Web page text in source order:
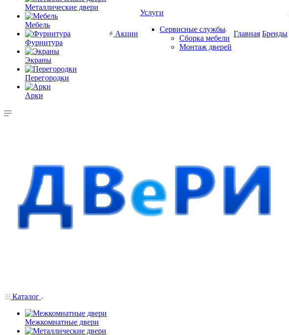
Металлические двери
Мебель
Фурнитура
Экраны
Перегородки
Арки
Акции
Услуги
Сервисные службы
Сборка мебели
Монтаж дверей
Главная Бренды
Каталог
Межкомнатные двери